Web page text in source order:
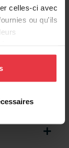
celles-ci avec
ou qu'ils